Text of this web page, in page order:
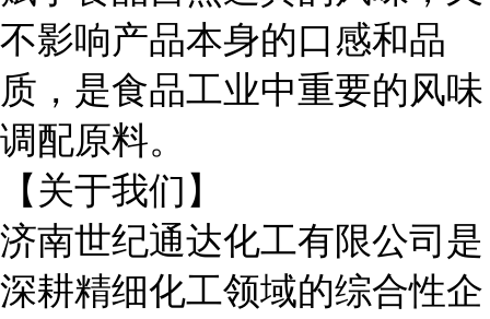
不影响产品本身的口感和品
质，是食品工业中重要的风味
调配原料。
【关于我们】
济南世纪通达化工有限公司是
深耕精细化工领域的综合性企